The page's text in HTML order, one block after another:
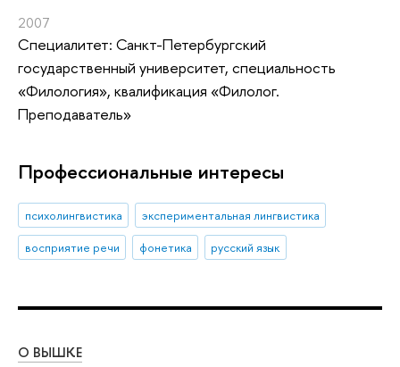
2007
Специалитет: Санкт-Петербургский
государственный университет, специальность
«Филология», квалификация «Филолог.
Преподаватель»
Профессиональные интересы
психолингвистика
экспериментальная лингвистика
восприятие речи
фонетика русский язык
О ВЫШКЕ